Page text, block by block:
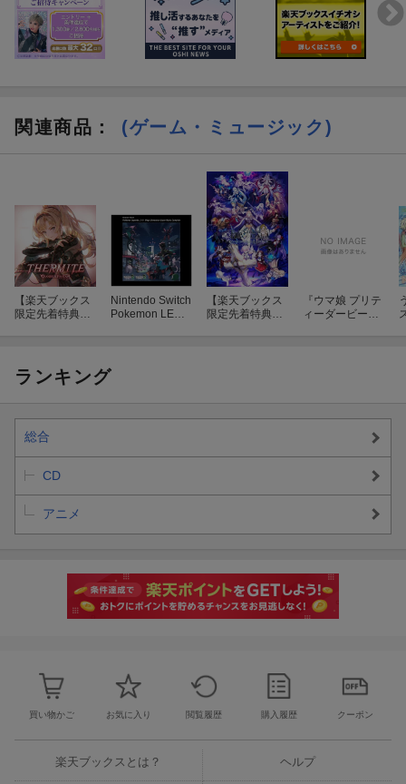
関連商品 ： (ゲーム・ミュージック)
【楽天ブックス
限定先着特典】
様限定盤】(アナ
ザージャケット)
Nintendo Switch
Pokemon LEGE
ク・コンプリー
【楽天ブックス
限定先着特典】
リー))
『ウマ娘 プリテ
ィーダービー』
ランキング
総合
CD
アニメ
買い物かご お気に入り 閲覧履歴 購入履歴 クーポン
楽天ブックスとは？ ヘルプ